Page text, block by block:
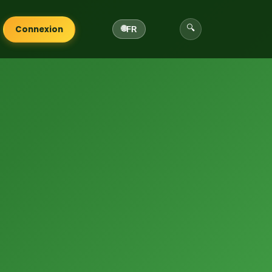
Connexion 🌐FR 🔍